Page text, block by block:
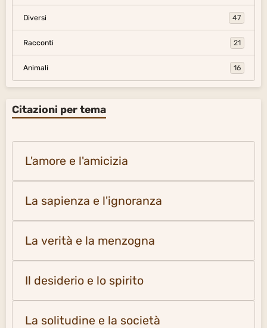
Diversi 47
Racconti 21
Animali 16
Citazioni per tema
L'amore e l'amicizia
La sapienza e l'ignoranza
La verità e la menzogna
Il desiderio e lo spirito
La solitudine e la società